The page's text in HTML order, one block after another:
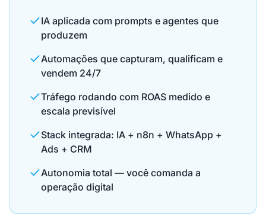
IA aplicada com prompts e agentes que
produzem
Automações que capturam, qualificam e
vendem 24/7
Tráfego rodando com ROAS medido e
escala previsível
Stack integrada: IA + n8n + WhatsApp +
Ads + CRM
Autonomia total — você comanda a
operação digital